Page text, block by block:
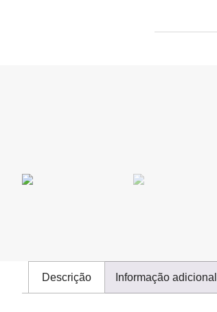
Descrição Informação adicional